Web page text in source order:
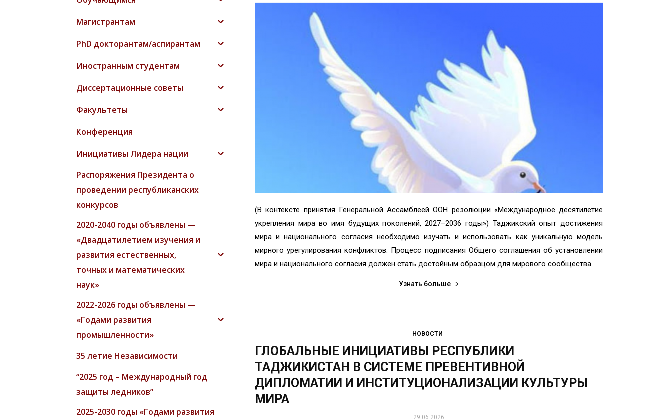
(В контексте принятия Генеральной Ассамблеей ООН резолюции «Международное десятилетие
укрепления мира во имя будущих поколений, 2027–2036 годы») Таджикский опыт достижения
мира и национального согласия необходимо изучать и использовать как уникальную модель
мирного урегулирования конфликтов. Процесс подписания Общего соглашения об установлении
мира и национального согласия должен стать достойным образцом для мирового сообщества.
Узнать больше
НОВОСТИ
ГЛОБАЛЬНЫЕ ИНИЦИАТИВЫ РЕСПУБЛИКИ
ТАДЖИКИСТАН В СИСТЕМЕ ПРЕВЕНТИВНОЙ
ДИПЛОМАТИИ И ИНСТИТУЦИОНАЛИЗАЦИИ КУЛЬТУРЫ
МИРА
29.06.2026
Магистрантам
PhD докторантам/аспирантам
Иностранным студентам
Диссертационные советы
Факультеты
Конференция
Инициативы Лидера нации
Распоряжения Президента о
проведении республиканских
конкурсов
2020-2040 годы объявлены —
«Двадцатилетием изучения и
развития естественных,
точных и математических
наук»
2022-2026 годы объявлены —
«Годами развития
промышленности»
35 летие Независимости
“2025 год – Международный год
защиты ледников”
2025-2030 годы «Годами развития